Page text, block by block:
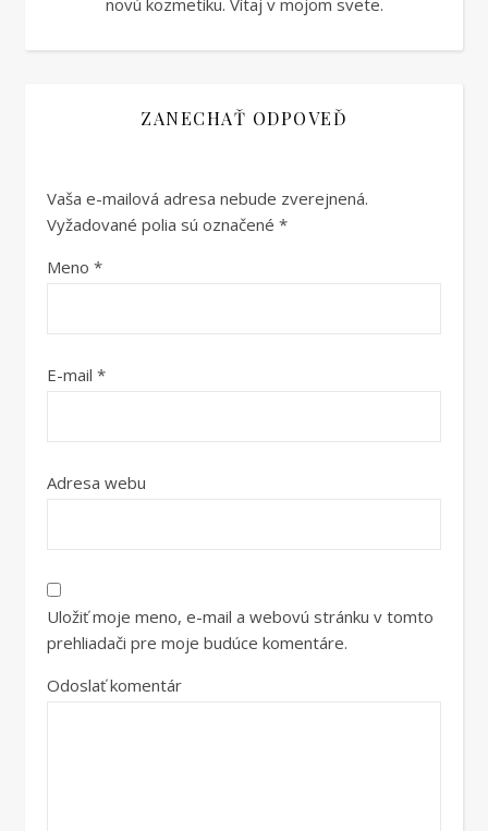
novú kozmetiku. Vítaj v mojom svete.
ZANECHAŤ ODPOVEĎ
Vaša e-mailová adresa nebude zverejnená.
Vyžadované polia sú označené *
Meno *
E-mail *
Adresa webu
Uložiť moje meno, e-mail a webovú stránku v tomto
prehliadači pre moje budúce komentáre.
Odoslať komentár